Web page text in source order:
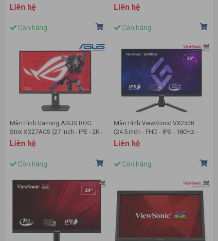
27inch/FHD/VA/165Hz/1ms/250nits/HDMI+DP/Loa)
Liên hệ
Còn hàng
29"/WFHD/21:9/IPS/75hz/4ms/
kép/HDMI+DP)
Liên hệ
Còn hàng
Màn Hình Gaming ASUS ROG
Strix XG27ACS (27 inch - IPS - 2K -
1ms - 180Hz)
Liên hệ
Còn hàng
Màn Hình ViewSonic VX2528
(24.5 inch - FHD - IPS - 180Hz -
0.5ms)
Liên hệ
Còn hàng